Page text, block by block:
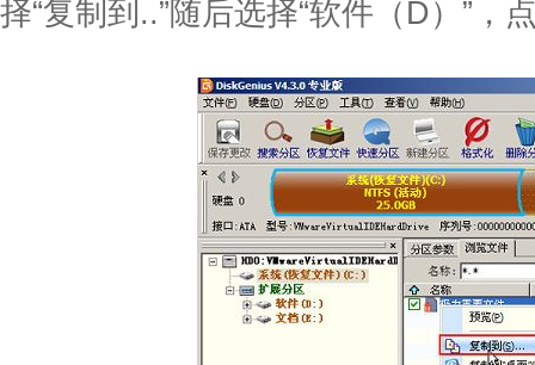
择“复制到..”随后选择“软件（D）”，